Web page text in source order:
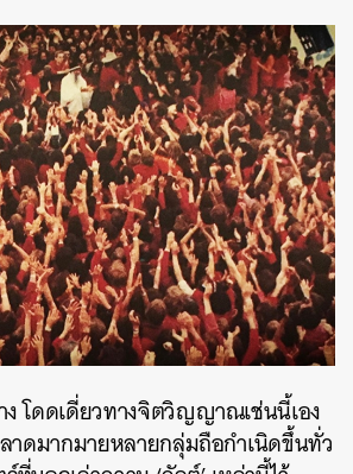
ง โดดเดี่ยวทางจิตวิญญาณเช่นนี้เอง
าดมากมายหลายกลุ่มถือกำเนิดขึ้นทั่ว